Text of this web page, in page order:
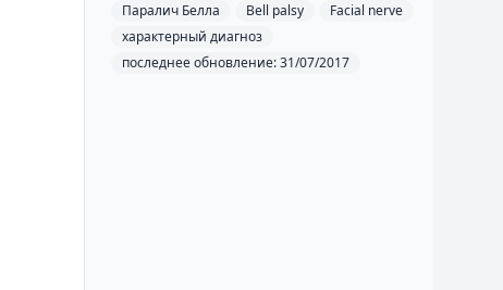
Паралич Белла
Bell palsy
Facial nerve
характерный диагноз
последнее обновление: 31/07/2017